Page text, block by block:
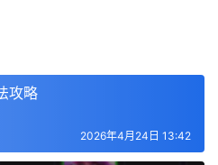
攻略
2026年4月24日 13:42